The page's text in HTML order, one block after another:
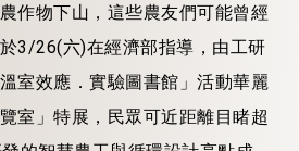
作物下山，這些農友們可能曾經
3/26(六)在經濟部指導，由工研
室效應．實驗圖書館」活動華麗
室」特展，民眾可近距離目睹超